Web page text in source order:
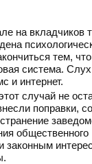
на вкладчиков
тем,
система.
и интернет.
случай не
поправки,
законным